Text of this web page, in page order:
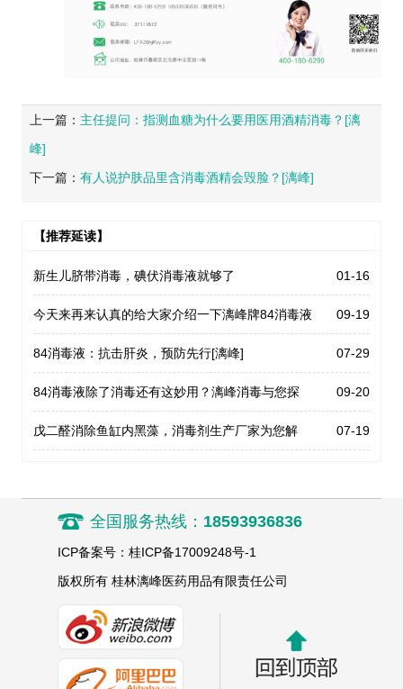
上一篇： 主任提问：指测血糖为什么要用医用酒精消毒？[漓
峰]
下一篇： 有人说护肤品里含消毒酒精会毁脸？[漓峰]
【推荐延读】
01-16
新生儿脐带消毒，碘伏消毒液就够了
09-19
今天来再来认真的给大家介绍一下漓峰牌84消毒液
07-29
84消毒液：抗击肝炎，预防先行[漓峰]
09-20
84消毒液除了消毒还有这妙用？漓峰消毒与您探
寻！ 07-19
戊二醛消除鱼缸内黑藻，消毒剂生产厂家为您解
全国服务热线： 18593936836
ICP备案号：桂ICP备17009248号-1
版权所有 桂林漓峰医药用品有限责任公司